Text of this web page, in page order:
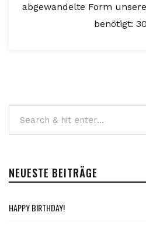
abgewandelte Form
benötigt:
NEUESTE BEITRÄGE
HAPPY BIRTHDAY!